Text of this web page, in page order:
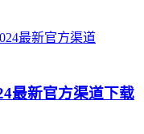
最新官方渠道下载